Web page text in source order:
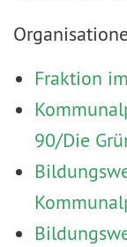
Fraktion
90/Die